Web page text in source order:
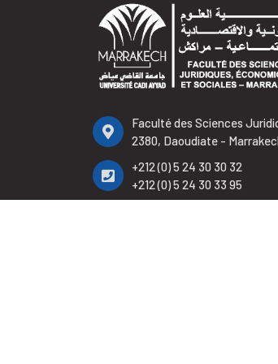
Faculté des Sciences
2380, Daoudiate -
+212 (0) 5 24 30 30 32
+212 (0) 5 24 30 33 95